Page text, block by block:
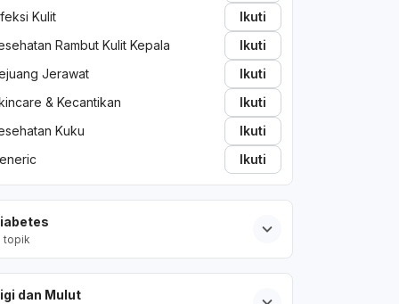
Kulit
Ikuti
Rambut Kulit Kepala
Ikuti
Jerawat
Ikuti
& Kecantikan
Ikuti
Kuku
Ikuti
Ikuti
topik
dan Mulut